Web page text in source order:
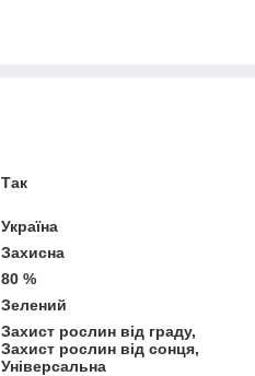
Так
Україна
Захисна
80 %
Зелений
Захист рослин від граду,
Захист рослин від сонця,
Універсальна